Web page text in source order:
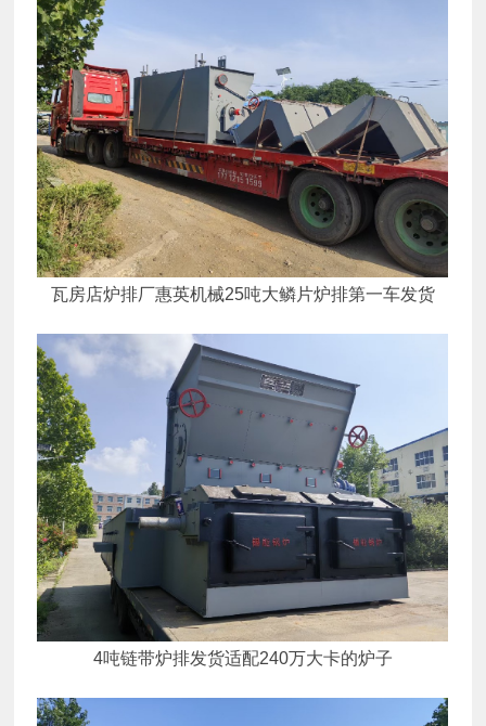
瓦房店炉排厂惠英机械25吨大鳞片炉排第一车发货
4吨链带炉排发货适配240万大卡的炉子